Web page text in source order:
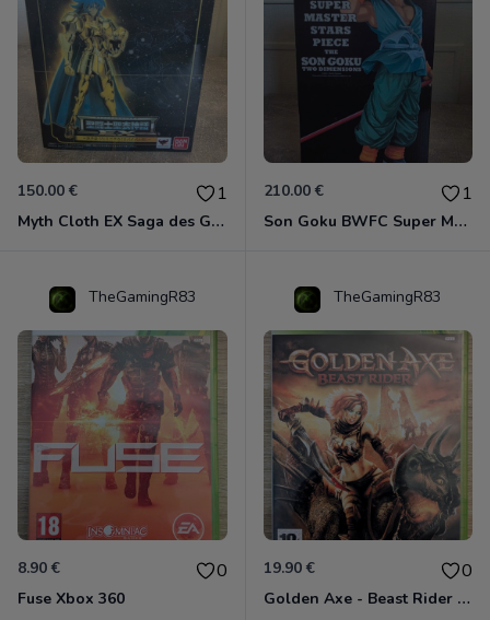
150.00 € 1
Myth Cloth EX Saga des Gémeaux
210.00 € 1
Son Goku BWFC Super Master Stars
TheGamingR83
8.90 € 0
Fuse Xbox 360
TheGamingR83
19.90 € 0
Golden Axe - Beast Rider Xbox 360